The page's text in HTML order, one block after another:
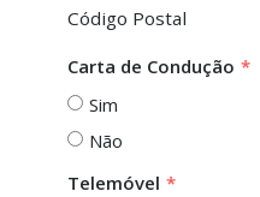
Código Postal
Carta de Condução *
Sim
Não
Telemóvel *